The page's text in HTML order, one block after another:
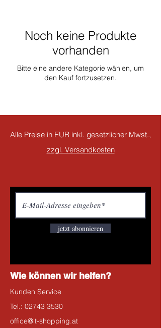
Noch keine Produkte
vorhanden
Bitte eine andere Kategorie wählen, um
den Kauf fortzusetzen.
Alle Preise in EUR inkl. gesetzlicher Mwst.,
zzgl. Versandkosten
jetzt abonnieren
Wie können wir helfen?
Kunden Service
Tel.: 02743 3530
office@it-shopping.at